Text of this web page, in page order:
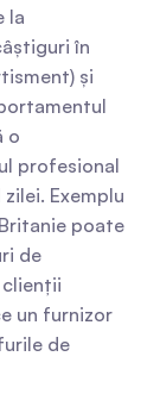
la
în
și
o
profesional
Exemplu
poate
de
clienții
un furnizor
de